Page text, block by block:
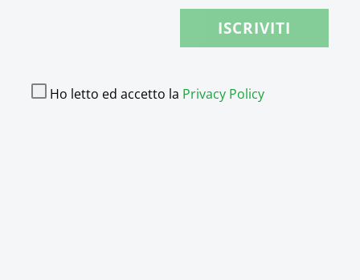
Ho letto ed accetto la Privacy Policy